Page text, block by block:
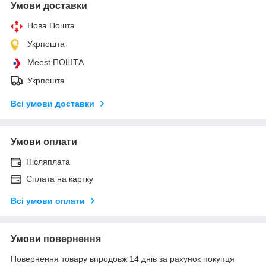
Умови доставки
Нова Пошта
Укрпошта
Meest ПОШТА
Укрпошта
Всі умови доставки
Умови оплати
Післяплата
Сплата на картку
Всі умови оплати
Умови повернення
Повернення товару впродовж 14 днів за рахунок покупця